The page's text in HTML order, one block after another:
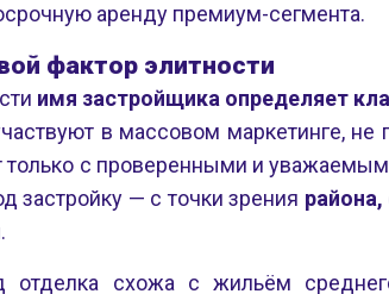
аренду премиум-сегмента.
фактор элитности
имя застройщика определяет
в массовом маркетинге, не
только с проверенными и
застройку — с точки зрения
.
схожа с жильём